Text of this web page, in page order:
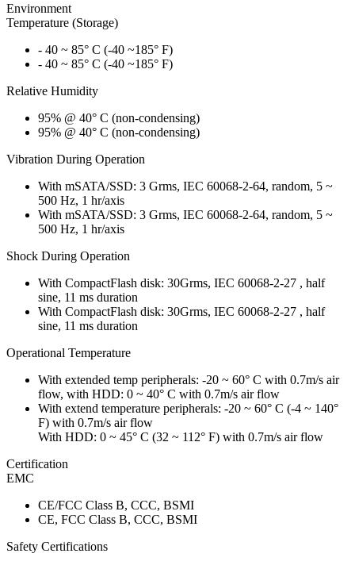
Environment
Temperature (Storage)
- 40 ~ 85° C (-40 ~185° F)
- 40 ~ 85° C (-40 ~185° F)
Relative Humidity
95% @ 40° C (non-condensing)
95% @ 40° C (non-condensing)
Vibration During Operation
With mSATA/SSD: 3 Grms, IEC 60068-2-64, random, 5 ~
500 Hz, 1 hr/axis
With mSATA/SSD: 3 Grms, IEC 60068-2-64, random, 5 ~
500 Hz, 1 hr/axis
Shock During Operation
With CompactFlash disk: 30Grms, IEC 60068-2-27 , half
sine, 11 ms duration
With CompactFlash disk: 30Grms, IEC 60068-2-27 , half
sine, 11 ms duration
Operational Temperature
With extended temp peripherals: -20 ~ 60° C with 0.7m/s air
flow, with HDD: 0 ~ 40° C with 0.7m/s air flow
With extend temperature peripherals: -20 ~ 60° C (-4 ~ 140°
F) with 0.7m/s air flow
With HDD: 0 ~ 45° C (32 ~ 112° F) with 0.7m/s air flow
Certification
EMC
CE/FCC Class B, CCC, BSMI
CE, FCC Class B, CCC, BSMI
Safety Certifications